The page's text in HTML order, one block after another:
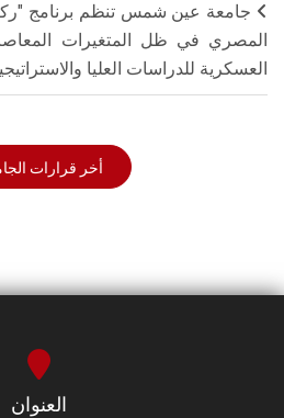
جامعة عين شمس تنظم برنامج
المصري في ظل المتغيرات
العسكرية للدراسات العليا
أخر قرارات
العنوان